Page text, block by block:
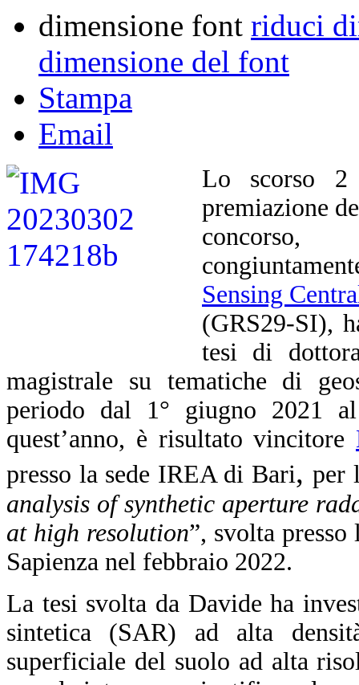
dimensione font riduci
dimensione del font
Stampa
Email
Lo scorso
premiazione
concorso,
Sensing
(GRS29-SI),
tesi di
magistrale su tematiche di
periodo dal 1° giugno 2021
quest’anno, è risultato vincitore
presso la sede IREA di Bari,per
analysis of synthetic aperture
at high resolution”, svolta presso
Sapienza nel febbraio 2022.
La tesi svolta da Davide ha
sintetica (SAR) ad alta
superficiale del suolo ad alta